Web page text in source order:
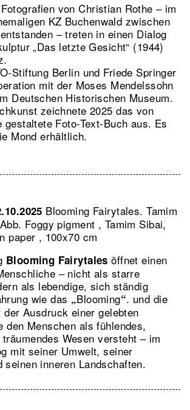
von Christian Rothe – im
KZ Buchenwald zwischen
– treten in einen Dialog
„Das letzte Gesicht“ (1944)
Stiftung Berlin und Friede Springer
mit der Moses Mendelssohn
Deutschen Historischen Museum.
zeichnete 2025 das von
gestaltete Foto-Text-Buch aus. Es
Mond erhältlich.
Blooming Fairytales. Tamim
Abb. Foggy pigment , Tamim Sibai,
paper , 100x70 cm
Blooming Fairytales öffnet einen
– nicht als starre
als lebendige, sich ständig
wie das „Blooming“. und die
der Ausdruck einer gelebten
den Menschen als fühlendes,
Wesen versteht – im
mit seiner Umwelt, seiner
seinen inneren Landschaften.